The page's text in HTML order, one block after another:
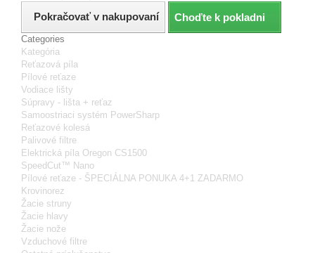
Pokračovať v nakupovaní Choďte k pokladni
Categories
Kategória
Reťazová píla
Pílové reťaze
Vodiace lišty
Súpravy - lišta + reťaz
Samoostriaci systém PowerSharp
Reťazové kolesá
Palivové filtre
Elektrická píla Oregon CS1500
SpeedCut™ Nano
Pílové reťaze - ŠPECIÁLNA PONUKA 4+1 ZADARMO
Krovinorez
Žacie struny
Žacie hlavy
Žacie nože
Vzduchové filtre